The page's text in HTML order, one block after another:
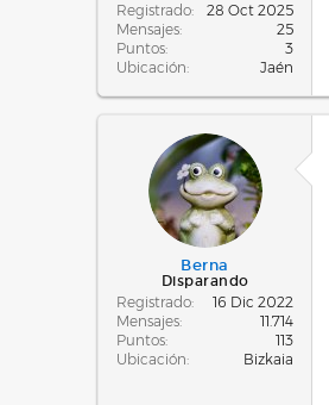
Registrado
28 Oct 2025
Mensajes
25
Puntos
3
Ubicación
Jaén
Berna
Disparando
Registrado
16 Dic 2022
Mensajes
11.714
Puntos
113
Ubicación
Bizkaia